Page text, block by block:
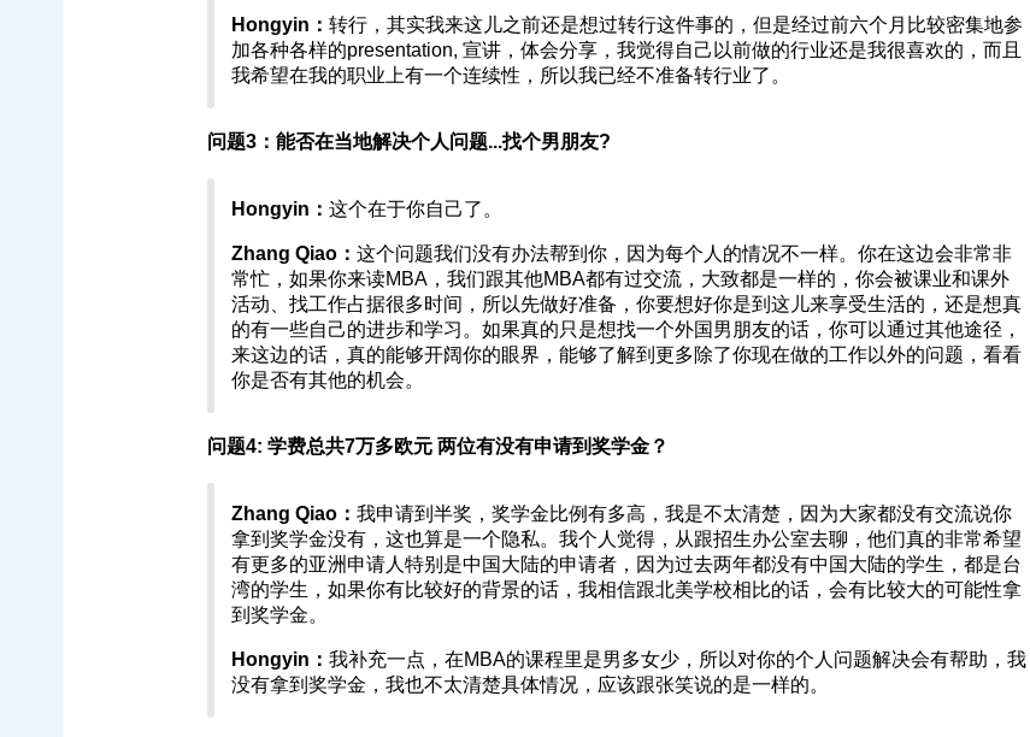
Hongyin： 转行，其实我来这儿之前还是想过转行这件事的，但是经过前六个月比较密集地参
加各种各样的presentation, 宣讲，体会分享，我觉得自己以前做的行业还是我很喜欢的，而且
我希望在我的职业上有一个连续性，所以我已经不准备转行业了。
问题3：能否在当地解决个人问题...找个男朋友?
Hongyin： 这个在于你自己了。
Zhang Qiao： 这个问题我们没有办法帮到你，因为每个人的情况不一样。你在这边会非常非
常忙，如果你来读MBA，我们跟其他MBA都有过交流，大致都是一样的，你会被课业和课外
活动、找工作占据很多时间，所以先做好准备，你要想好你是到这儿来享受生活的，还是想真
的有一些自己的进步和学习。如果真的只是想找一个外国男朋友的话，你可以通过其他途径，
来这边的话，真的能够开阔你的眼界，能够了解到更多除了你现在做的工作以外的问题，看看
你是否有其他的机会。
问题4: 学费总共7万多欧元 两位有没有申请到奖学金？
Zhang Qiao： 我申请到半奖，奖学金比例有多高，我是不太清楚，因为大家都没有交流说你
拿到奖学金没有，这也算是一个隐私。我个人觉得，从跟招生办公室去聊，他们真的非常希望
有更多的亚洲申请人特别是中国大陆的申请者，因为过去两年都没有中国大陆的学生，都是台
湾的学生，如果你有比较好的背景的话，我相信跟北美学校相比的话，会有比较大的可能性拿
到奖学金。
Hongyin： 我补充一点，在MBA的课程里是男多女少，所以对你的个人问题解决会有帮助，我
没有拿到奖学金，我也不太清楚具体情况，应该跟张笑说的是一样的。